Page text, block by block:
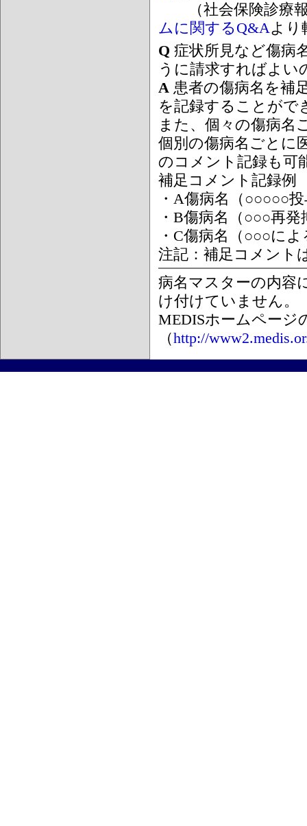
（社会保険診療報
ムに関するQ&Aより
Q 症状所見など傷病
うに請求すればよい
A 患者の傷病名を補
を記録することがで
また、個々の傷病名
個別の傷病名ごとに
のコメント記録も可
補足コメント記録例
・A傷病名（○○○○○
・B傷病名（○○○再
・C傷病名（○○○に
注記：補足コメント
病名マスターの内容
け付けていません。
MEDISホームページ
（http://